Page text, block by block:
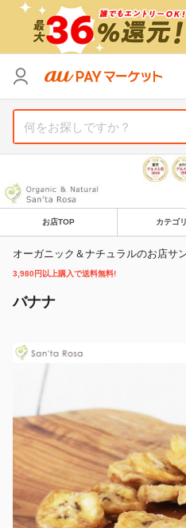
お店TOP カテゴ
オーガニック＆ナチュラルのお店サ
3,980円以上購入で送料無料!
バナナ
支払い方法
その他の条件
送料無料
Pontaパス特典対象すべて
キーワード
支払い方法
その他の条件
送料無料
Pontaパス特典対象すべて
キーワード